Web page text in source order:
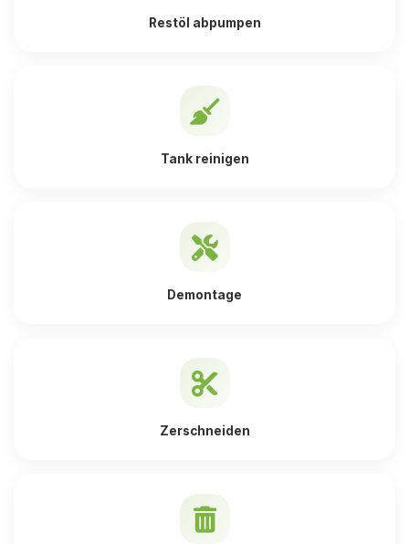
Restöl abpumpen
Tank reinigen
Demontage
Zerschneiden